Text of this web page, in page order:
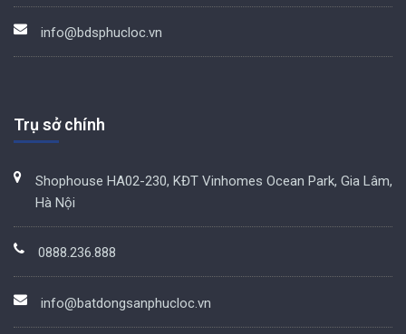
info@bdsphucloc.vn
Trụ sở chính
Shophouse HA02-230, KĐT Vinhomes Ocean Park, Gia Lâm,
Hà Nội
0888.236.888
info@batdongsanphucloc.vn